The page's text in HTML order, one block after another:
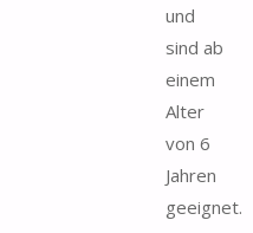
und
sind ab
einem
Alter
von 6
Jahren
geeignet.